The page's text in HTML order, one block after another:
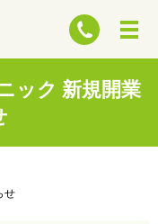
ック 新規開業
せ